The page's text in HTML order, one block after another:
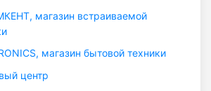
магазин встраиваемой
магазин бытовой техники
центр